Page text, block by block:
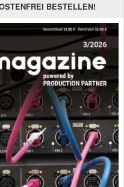
BESTELLEN!